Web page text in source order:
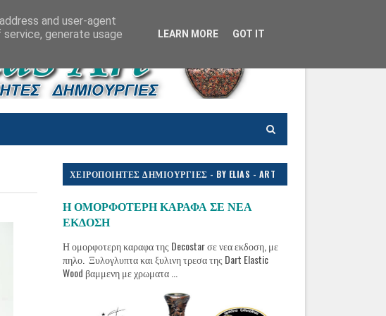
ΧΕΙΡΟΠΟΙΗΤΕΣ ΔΗΜΙΟΥΡΓΙΕΣ - BY ELIAS - ART
Η ΟΜΟΡΦΟΤΕΡΗ ΚΑΡΑΦΑ ΣΕ ΝΕΑ
ΕΚΔΟΣΗ
Η ομορφοτερη καραφα της Decostar σε νεα εκδοση, με
πηλο. Ξυλογλυπτα και ξυλινη τρεσα της Dart Elastic
Wood βαμμενη με χρωματα ...
and user-agent
generate usage
LEARN MORE GOT IT